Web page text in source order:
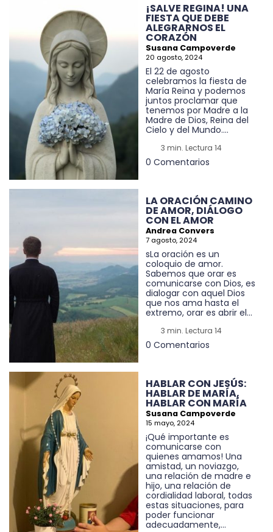
¡SALVE REGINA! UNA
FIESTA QUE DEBE
ALEGRARNOS EL
CORAZÓN
Susana Campoverde
20 agosto, 2024
El 22 de agosto
celebramos la fiesta de
María Reina y podemos
juntos proclamar que
tenemos por Madre a la
Madre de Dios, Reina del
Cielo y del Mundo....
3 min. Lectura 14
0 Comentarios
LA ORACIÓN CAMINO
DE AMOR, DIÁLOGO
CON EL AMOR
Andrea Convers
7 agosto, 2024
sLa oración es un
coloquio de amor.
Sabemos que orar es
comunicarse con Dios, es
dialogar con aquel Dios
que nos ama hasta el
extremo, orar es abrir el...
3 min. Lectura 14
0 Comentarios
HABLAR CON JESÚS:
HABLAR DE MARÍA,
HABLAR CON MARÍA
Susana Campoverde
15 mayo, 2024
¡Qué importante es
comunicarse con
quienes amamos! Una
amistad, un noviazgo,
una relación de madre e
hijo, una relación de
cordialidad laboral, todas
estas situaciones, para
poder funcionar
adecuadamente,...